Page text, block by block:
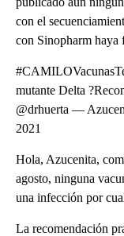
con el
con Sinopharm
mutante Delta
@drhuerta —
2021
Hola, Azucenita,
agosto, ninguna
una infección por
La recomendación